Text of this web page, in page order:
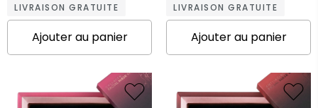
LIVRAISON GRATUITE
Ajouter au panier
LIVRAISON GRATUITE
Ajouter au panier